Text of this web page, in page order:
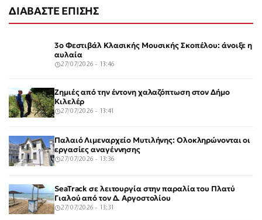
ΔΙΑΒΑΣΤΕ ΕΠΙΣΗΣ
3ο Φεστιβάλ Κλασικής Μουσικής Σκοπέλου: άνοιξε η
αυλαία
27/07/2026 - 13:46
Ζημιές από την έντονη χαλαζόπτωση στον Δήμο
Κιλελέρ
27/07/2026 - 13:41
Παλαιό Λιμεναρχείο Μυτιλήνης: Ολοκληρώνονται οι
εργασίες αναγέννησης
27/07/2026 - 13:36
SeaTrack σε λειτουργία στην παραλία του Πλατύ
Γιαλού από τον Δ. Αργοστολίου
27/07/2026 - 13:31